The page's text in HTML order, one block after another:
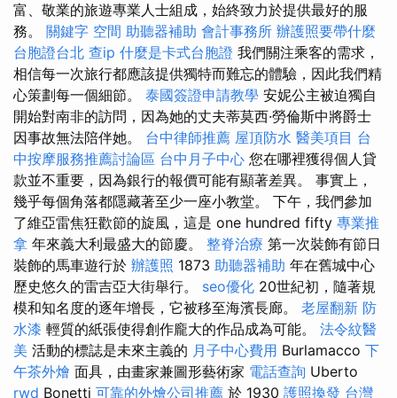
富、敬業的旅遊專業人士組成，始終致力於提供最好的服
務。 關鍵字 空間 助聽器補助 會計事務所 辦護照要帶什麼
台胞證台北 查ip 什麼是卡式台胞證 我們關注乘客的需求，
相信每一次旅行都應該提供獨特而難忘的體驗，因此我們精
心策劃每一個細節。 泰國簽證申請教學 安妮公主被迫獨自
開始對南非的訪問，因為她的丈夫蒂莫西·勞倫斯中將爵士
因事故無法陪伴她。 台中律師推薦 屋頂防水 醫美項目 台
中按摩服務推薦討論區 台中月子中心 您在哪裡獲得個人貸
款並不重要，因為銀行的報價可能有顯著差異。 事實上，
幾乎每個角落都隱藏著至少一座小教堂。 下午，我們參加
了維亞雷焦狂歡節的旋風，這是 one hundred fifty 專業推
拿 年來義大利最盛大的節慶。 整脊治療 第一次裝飾有節日
裝飾的馬車遊行於 辦護照 1873 助聽器補助 年在舊城中心
歷史悠久的雷吉亞大街舉行。 seo優化 20世紀初，隨著規
模和知名度的逐年增長，它被移至海濱長廊。 老屋翻新 防
水漆 輕質的紙張使得創作龐大的作品成為可能。 法令紋醫
美 活動的標誌是未來主義的 月子中心費用 Burlamacco 下
午茶外燴 面具，由畫家兼圖形藝術家 電話查詢 Uberto
rwd Bonetti 可靠的外燴公司推薦 於 1930 護照換發 台灣